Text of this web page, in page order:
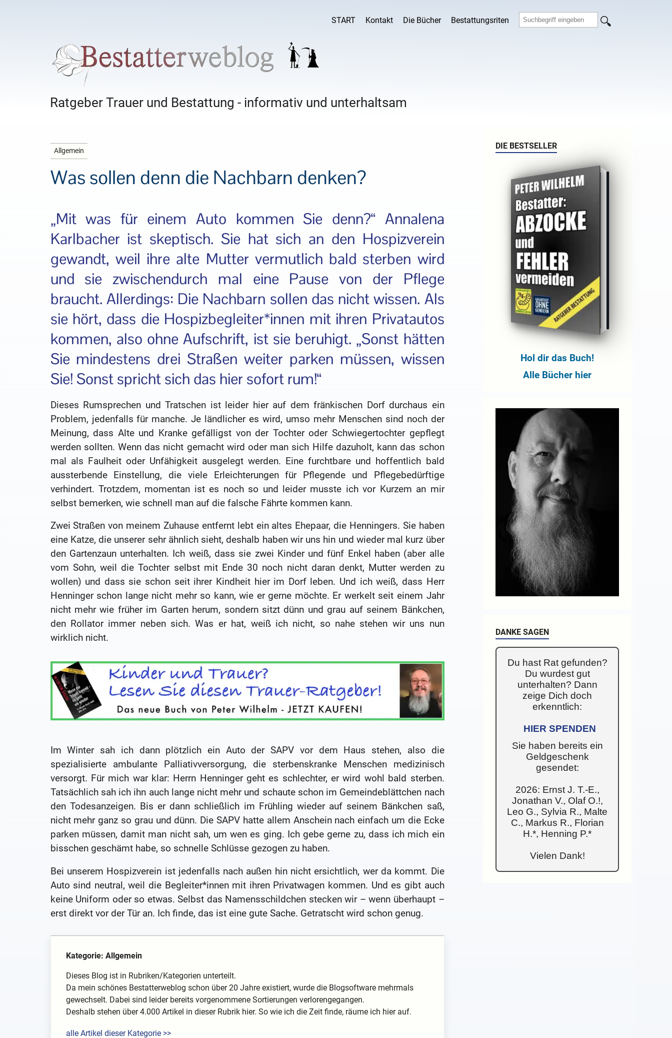
START Kontakt Die Bücher Bestattungsriten
Ratgeber Trauer und Bestattung - informativ und unterhaltsam
Allgemein
Was sollen denn die Nachbarn denken?
„Mit was für einem Auto kommen Sie denn?“ Annalena
Karlbacher ist skeptisch. Sie hat sich an den Hospizverein
gewandt, weil ihre alte Mutter vermutlich bald sterben wird
und sie zwischendurch mal eine Pause von der Pflege
braucht. Allerdings: Die Nachbarn sollen das nicht wissen. Als
sie hört, dass die Hospizbegleiter*innen mit ihren Privatautos
kommen, also ohne Aufschrift, ist sie beruhigt. „Sonst hätten
Sie mindestens drei Straßen weiter parken müssen, wissen
Sie! Sonst spricht sich das hier sofort rum!“
Dieses Rumsprechen und Tratschen ist leider hier auf dem fränkischen Dorf durchaus ein
Problem, jedenfalls für manche. Je ländlicher es wird, umso mehr Menschen sind noch der
Meinung, dass Alte und Kranke gefälligst von der Tochter oder Schwiegertochter gepflegt
werden sollten. Wenn das nicht gemacht wird oder man sich Hilfe dazuholt, kann das schon
mal als Faulheit oder Unfähigkeit ausgelegt werden. Eine furchtbare und hoffentlich bald
aussterbende Einstellung, die viele Erleichterungen für Pflegende und Pflegebedürftige
verhindert. Trotzdem, momentan ist es noch so und leider musste ich vor Kurzem an mir
selbst bemerken, wie schnell man auf die falsche Fährte kommen kann.
Zwei Straßen von meinem Zuhause entfernt lebt ein altes Ehepaar, die Henningers. Sie haben
eine Katze, die unserer sehr ähnlich sieht, deshalb haben wir uns hin und wieder mal kurz über
den Gartenzaun unterhalten. Ich weiß, dass sie zwei Kinder und fünf Enkel haben (aber alle
vom Sohn, weil die Tochter selbst mit Ende 30 noch nicht daran denkt, Mutter werden zu
wollen) und dass sie schon seit ihrer Kindheit hier im Dorf leben. Und ich weiß, dass Herr
Henninger schon lange nicht mehr so kann, wie er gerne möchte. Er werkelt seit einem Jahr
nicht mehr wie früher im Garten herum, sondern sitzt dünn und grau auf seinem Bänkchen,
den Rollator immer neben sich. Was er hat, weiß ich nicht, so nahe stehen wir uns nun
wirklich nicht.
Im Winter sah ich dann plötzlich ein Auto der SAPV vor dem Haus stehen, also die
spezialisierte ambulante Palliativversorgung, die sterbenskranke Menschen medizinisch
versorgt. Für mich war klar: Herrn Henninger geht es schlechter, er wird wohl bald sterben.
Tatsächlich sah ich ihn auch lange nicht mehr und schaute schon im Gemeindeblättchen nach
den Todesanzeigen. Bis er dann schließlich im Frühling wieder auf seinem Bänkchen saß,
nicht mehr ganz so grau und dünn. Die SAPV hatte allem Anschein nach einfach um die Ecke
parken müssen, damit man nicht sah, um wen es ging. Ich gebe gerne zu, dass ich mich ein
bisschen geschämt habe, so schnelle Schlüsse gezogen zu haben.
Bei unserem Hospizverein ist jedenfalls nach außen hin nicht ersichtlich, wer da kommt. Die
Auto sind neutral, weil die Begleiter*innen mit ihren Privatwagen kommen. Und es gibt auch
keine Uniform oder so etwas. Selbst das Namensschildchen stecken wir – wenn überhaupt –
erst direkt vor der Tür an. Ich finde, das ist eine gute Sache. Getratscht wird schon genug.
Kategorie: Allgemein
Dieses Blog ist in Rubriken/Kategorien unterteilt.
Da mein schönes Bestatterweblog schon über 20 Jahre existiert, wurde die Blogsoftware mehrmals
gewechselt. Dabei sind leider bereits vorgenommene Sortierungen verlorengegangen.
Deshalb stehen über 4.000 Artikel in dieser Rubrik hier. So wie ich die Zeit finde, räume ich hier auf.
alle Artikel dieser Kategorie >>
DIE BESTSELLER
Hol dir das Buch!
Alle Bücher hier
DANKE SAGEN
Du hast Rat gefunden?
Du wurdest gut
unterhalten? Dann
zeige Dich doch
erkenntlich:
HIER SPENDEN
Sie haben bereits ein
Geldgeschenk
gesendet:
2026: Ernst J. T.-E.,
Jonathan V., Olaf O.!,
Leo G., Sylvia R., Malte
C., Markus R., Florian
H.*, Henning P.*
Vielen Dank!